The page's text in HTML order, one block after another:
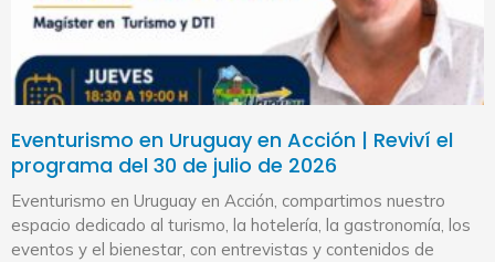
Eventurismo en Uruguay en Acción | Reviví el
programa del 30 de julio de 2026
Eventurismo en Uruguay en Acción, compartimos nuestro
espacio dedicado al turismo, la hotelería, la gastronomía, los
eventos y el bienestar, con entrevistas y contenidos de